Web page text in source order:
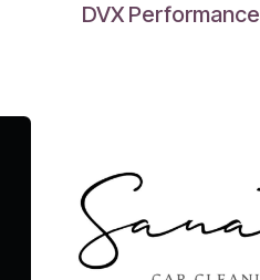
DVX Performance